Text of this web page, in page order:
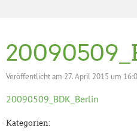
Veröffentlicht am 27. April 2015 um
20090509_BDK_Berlin
Kategorien: